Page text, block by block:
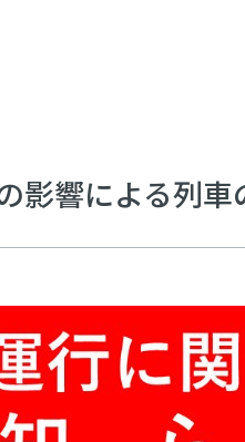
響による列車